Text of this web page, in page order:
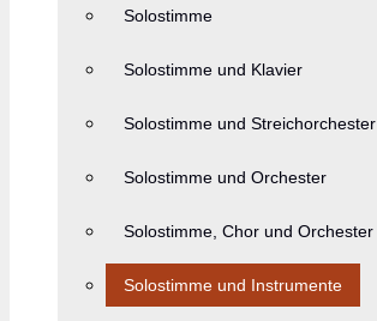
Solostimme
Solostimme und Klavier
Solostimme und Streichorchester
Solostimme und Orchester
Solostimme, Chor und Orchester
Solostimme und Instrumente